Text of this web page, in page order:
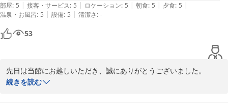
のオーベルジュです。
部屋: 5 | 接客・サービス: 5 | ロケーション: 5 | 朝食: 5 | 夕食: 5 |
温泉・お風呂: 5 | 設備: 5 | 清潔さ: -
53
先日は当館にお越しいただき、誠にありがとうございました。
「オーベルジュ」と言っていただけてとてもうれしいです。食を中
いるものです。
続きを読む